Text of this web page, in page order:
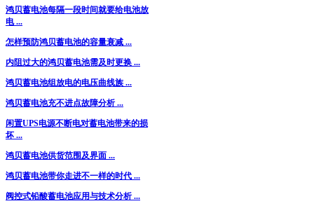
鸿贝蓄电池每隔一段时间就要给电池放
电 ...
怎样预防鸿贝蓄电池的容量衰减 ...
内阻过大的鸿贝蓄电池需及时更换 ...
鸿贝蓄电池组放电的电压曲线族 ...
鸿贝蓄电池充不进点故障分析 ...
闲置UPS电源不断电对蓄电池带来的损
坏 ...
鸿贝蓄电池供货范围及界面 ...
鸿贝蓄电池带你走进不一样的时代 ...
阀控式铅酸蓄电池应用与技术分析 ...